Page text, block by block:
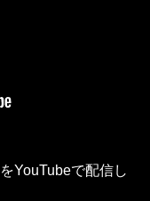
をYouTubeで配信し